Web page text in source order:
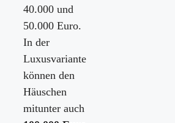
40.000 und
50.000 Euro.
In der
Luxusvariante
können den
Häuschen
mitunter auch